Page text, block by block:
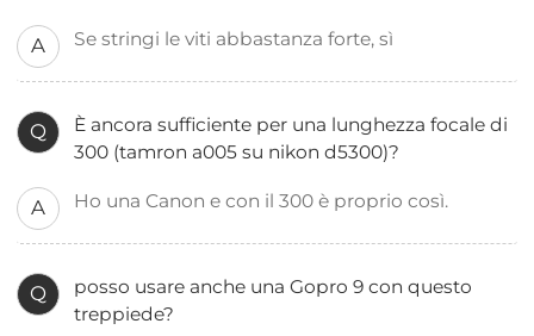
A Se stringi le viti abbastanza forte, sì
Q
È ancora sufficiente per una lunghezza focale di
300 (tamron a005 su nikon d5300)?
A Ho una Canon e con il 300 è proprio così.
Q
posso usare anche una Gopro 9 con questo
treppiede?